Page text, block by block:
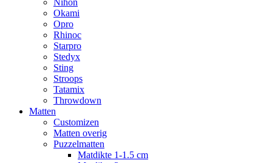
Nihon
Okami
Opro
Rhinoc
Starpro
Stedyx
Sting
Stroops
Tatamix
Throwdown
Matten
Customizen
Matten overig
Puzzelmatten
Matdikte 1-1.5 cm